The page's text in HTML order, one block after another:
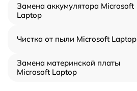
Замена аккумулятора Microsoft
Laptop
Чистка от пыли Microsoft Laptop
Замена материнской платы
Microsoft Laptop